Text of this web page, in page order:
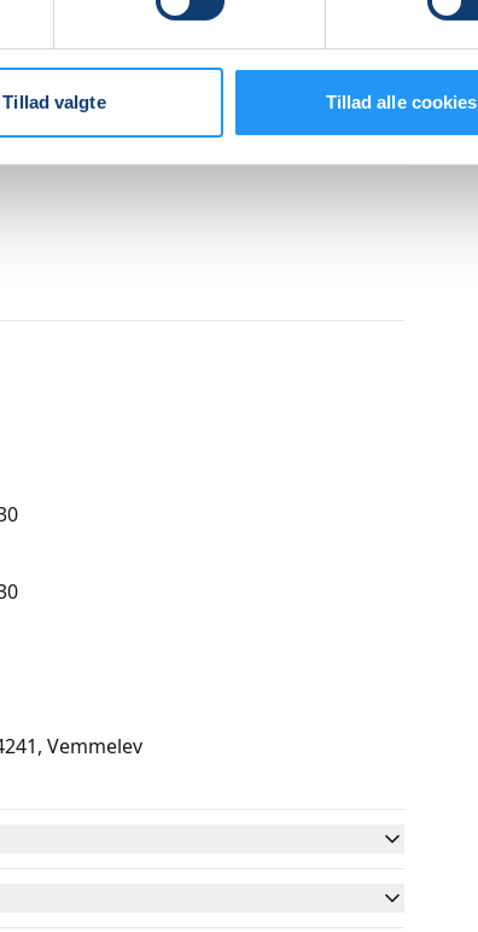
Tillad valgte Tillad alle cookies
, Vemmelev